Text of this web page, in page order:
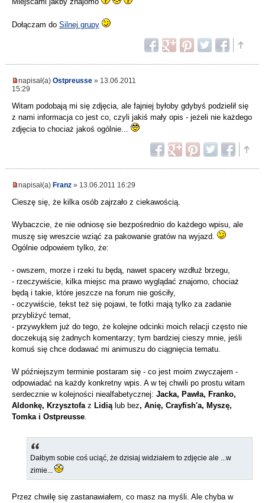
Dołączam do Silnej grupy
napisał(a) Ostpreusse » 13.06.2011
15:29
Witam podobają mi się zdjęcia, ale fajniej byłoby gdybyś podzielił się
z nami informacja co jest co, czyli jakiś mały opis - jeżeli nie każdego
zdjęcia to chociaż jakoś ogólnie...
napisał(a) Franz » 13.06.2011 16:29
Cieszę się, że kilka osób zajrzało z ciekawością.
Wybaczcie, że nie odniosę sie bezpośrednio do każdego wpisu, ale
muszę się wreszcie wziąć za pakowanie gratów na wyjazd.
Ogólnie odpowiem tylko, że:
- owszem, morze i rzeki tu będą, nawet spacery wzdłuż brzegu,
- rzeczywiście, kilka miejsc ma prawo wyglądać znajomo, chociaż
będą i takie, które jeszcze na forum nie gościły,
- oczywiście, tekst też się pojawi, te fotki mają tylko za zadanie
przybliżyć temat,
- przywykłem już do tego, że kolejne odcinki moich relacji często nie
doczekują się żadnych komentarzy; tym bardziej cieszy mnie, jeśli
komuś się chce dodawać mi animuszu do ciągnięcia tematu.
W późniejszym terminie postaram się - co jest moim zwyczajem -
odpowiadać na każdy konkretny wpis. A w tej chwili po prostu witam
serdecznie w kolejności niealfabetycznej: Jacka, Pawła, Franko,
Aldonkę, Krzysztofaz Lidiąlub bez, Anię, Crayfish'a, Myszę,
Tomka i Ostpreusse.
Dałbym sobie coś uciąć, że dzisiaj widziałem to zdjęcie ale ...w
zimie...
Przez chwilę się zastanawiałem, co masz na myśli. Ale chyba w